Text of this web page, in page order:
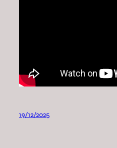
19/12/2025